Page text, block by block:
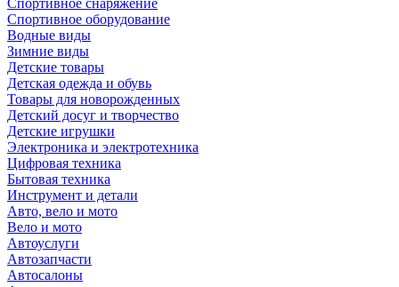
Спортивное оборудование
Водные виды
Зимние виды
Детские товары
Детская одежда и обувь
Товары для новорожденных
Детский досуг и творчество
Детские игрушки
Электроника и электротехника
Цифровая техника
Бытовая техника
Инструмент и детали
Авто, вело и мото
Вело и мото
Автоуслуги
Автозапчасти
Автосалоны